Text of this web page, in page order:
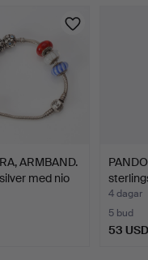
ARMBAND.
med nio
…
4 dagar
5 bud
53 USD